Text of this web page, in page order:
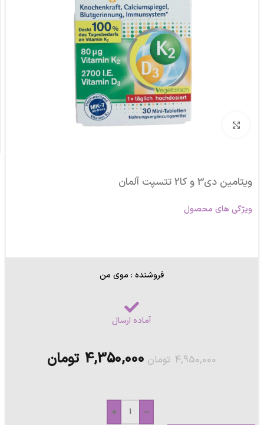
برای بزرگنمایی کلیک کنید
ویتامین دی3 و کا2 تتسپت آلمان
ویژگی های محصول
فروشنده : موی من
آماده ارسال
4,950,000 تومان 4,350,000 تومان
-
+